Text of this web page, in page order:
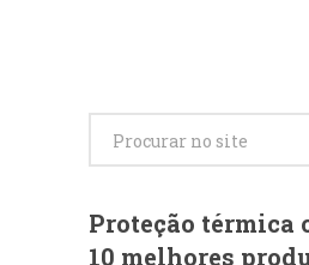
Proteção térmica
10 melhores